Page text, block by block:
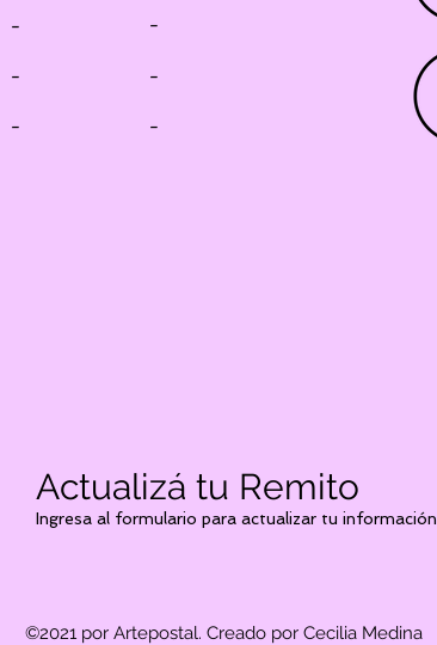
-
-
-
-
-
-
Actualizá tu Remito
Ingresa al formulario para actualizar tu información
©2021 por Artepostal. Creado por Cecilia Medina